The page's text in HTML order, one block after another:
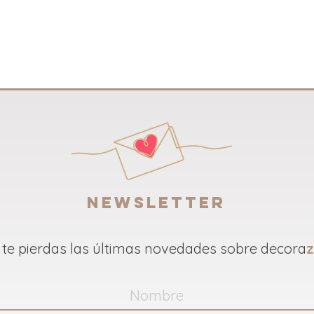
NEWSLETTER
te pierdas las últimas novedades sobre decoraz